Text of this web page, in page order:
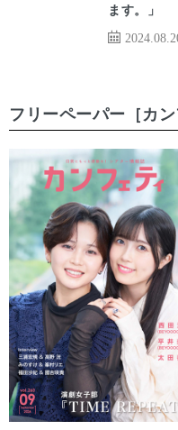
ます。」
フリーペーパー［カン